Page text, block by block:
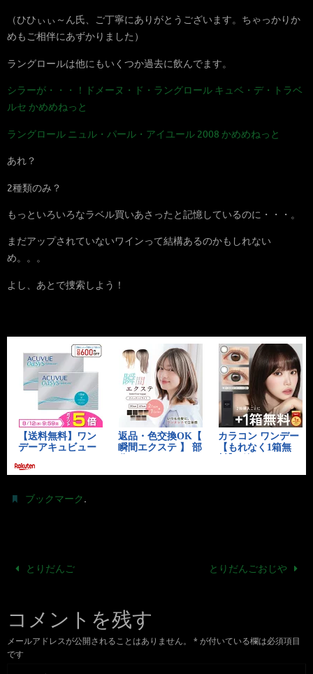
（ひひぃぃ～ん氏、ご丁寧にありがとうございます。ちゃっかりか
めもご相伴にあずかりました）
ラングロールは他にもいくつか過去に飲んでます。
シラーが・・・！ドメーヌ・ド・ラングロール キュベ・デ・トラベ
ルセ かめめねっと
ラングロール ニュル・パール・アイユール 2008 かめめねっと
あれ？
2種類のみ？
もっといろいろなラベル買いあさったと記憶しているのに・・・。
まだアップされていないワインって結構あるのかもしれない
め。。。
よし、あとで捜索しよう！
ブックマーク.
とりだんご とりだんごおじや
コメントを残す
メールアドレスが公開されることはありません。 * が付いている欄は必須項目
です